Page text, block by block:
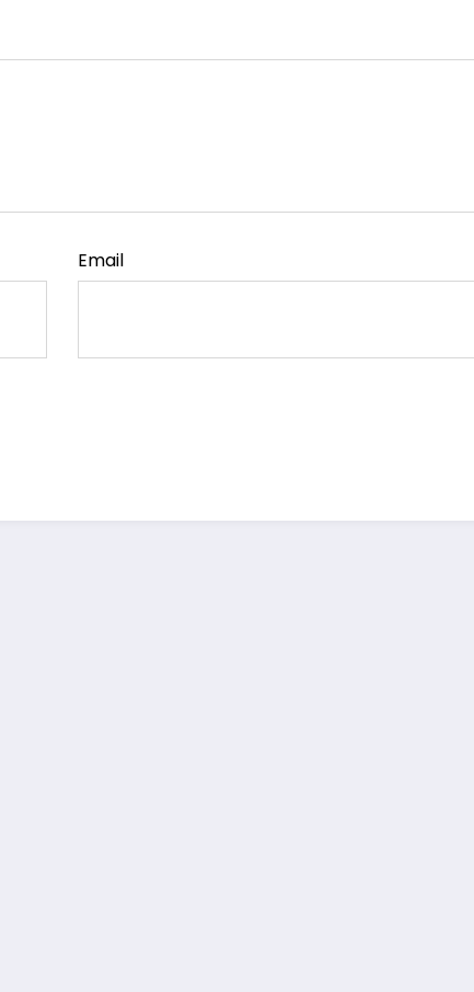
Email